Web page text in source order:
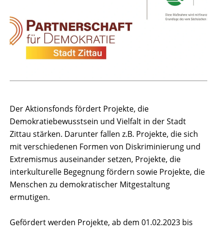
Der Aktionsfonds fördert Projekte, die
Demokratiebewusstsein und Vielfalt in der Stadt
Zittau stärken. Darunter fallen z.B. Projekte, die sich
mit verschiedenen Formen von Diskriminierung und
Extremismus auseinander setzen, Projekte, die
interkulturelle Begegnung fördern sowie Projekte, die
Menschen zu demokratischer Mitgestaltung
ermutigen.
Gefördert werden Projekte, ab dem 01.02.2023 bis